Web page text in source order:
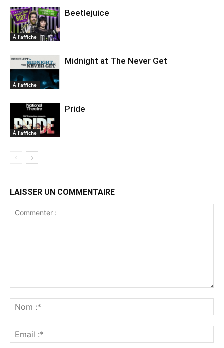
À l'affiche
Beetlejuice
À l'affiche
Midnight at The Never Get
À l'affiche
Pride
LAISSER UN COMMENTAIRE